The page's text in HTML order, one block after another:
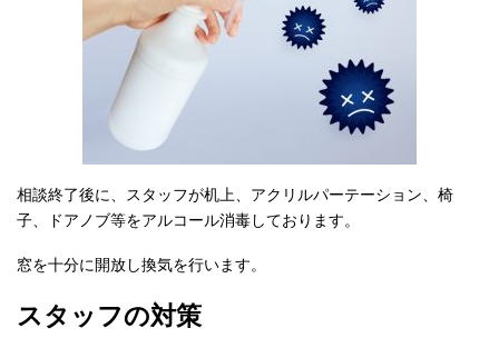
相談終了後に、スタッフが机上、アクリルパーテーション、椅
子、ドアノブ等をアルコール消毒しております。
窓を十分に開放し換気を行います。
スタッフの対策